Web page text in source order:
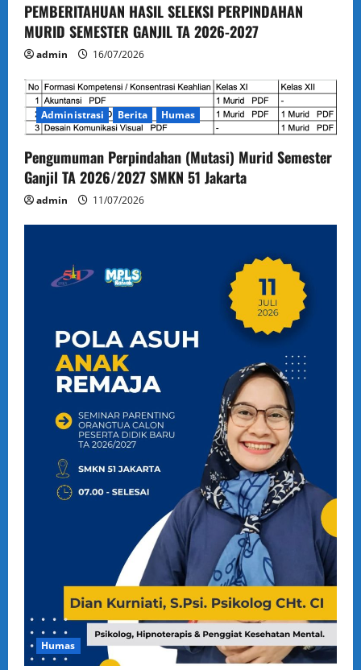
PEMBERITAHUAN HASIL SELEKSI PERPINDAHAN
MURID SEMESTER GANJIL TA 2026-2027
admin 16/07/2026
Administrasi Berita Humas
Pengumuman Perpindahan (Mutasi) Murid Semester
Ganjil TA 2026/2027 SMKN 51 Jakarta
admin 11/07/2026
Humas